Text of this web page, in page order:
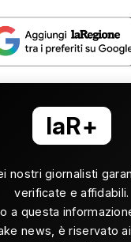
laR+
nostri giornalisti
verificate e affidabili.
a questa
news, è riservato